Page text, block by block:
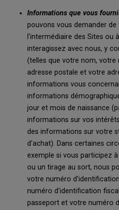
Informations que vous
pouvons vous demander
l'intermédiaire des Sites ou
interagissez avec nous, y
(telles que votre nom, votre
adresse postale et votre
informations vous
informations
jour et mois de naissance
informations sur vos
des informations sur votre
d'achat). Dans certaines
exemple si vous participez
ou un tirage au sort, nous
votre numéro
numéro d'identification
passeport et votre numéro